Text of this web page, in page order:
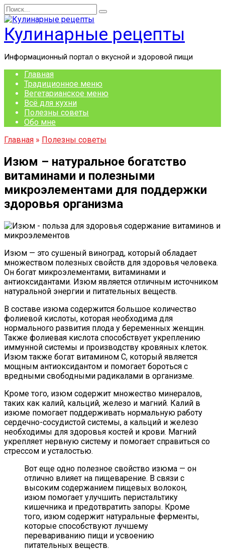
Перейти
к
содержанию
Search
for:
Кулинарные рецепты
Информационный портал о вкусной и здоровой пищи
Главная
Традиционное меню
Вегетарианское меню
Всё для кухни
Полезны советы
Обо мне
Главная » Полезны советы
Изюм – натуральное богатство
витаминами и полезными
микроэлементами для поддержки
здоровья организма
Изюм — это сушеный виноград, который обладает
множеством полезных свойств для здоровья человека.
Он богат микроэлементами, витаминами и
антиоксидантами. Изюм является отличным источником
натуральной энергии и питательных веществ.
В составе изюма содержится большое количество
фолиевой кислоты, которая необходима для
нормального развития плода у беременных женщин.
Также фолиевая кислота способствует укреплению
иммунной системы и производству кровяных клеток.
Изюм также богат витамином C, который является
мощным антиоксидантом и помогает бороться с
вредными свободными радикалами в организме.
Кроме того, изюм содержит множество минералов,
таких как калий, кальций, железо и магний. Калий в
изюме помогает поддерживать нормальную работу
сердечно-сосудистой системы, а кальций и железо
необходимы для здоровья костей и крови. Магний
укрепляет нервную систему и помогает справиться со
стрессом и усталостью.
Вот еще одно полезное свойство изюма — он
отлично влияет на пищеварение. В связи с
высоким содержанием пищевых волокон,
изюм помогает улучшить перистальтику
кишечника и предотвратить запоры. Кроме
того, изюм содержит натуральные ферменты,
которые способствуют лучшему
перевариванию пищи и усвоению
питательных веществ.